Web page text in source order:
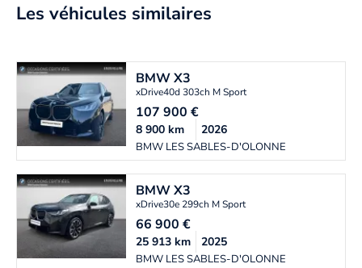
Les véhicules similaires
BMWX3
xDrive40d 303ch M Sport
107 900€
BMW LES SABLES-D'OLONNE
8 900km 2026
BMWX3
xDrive30e 299ch M Sport
66 900€
BMW LES SABLES-D'OLONNE
25 913km 2025